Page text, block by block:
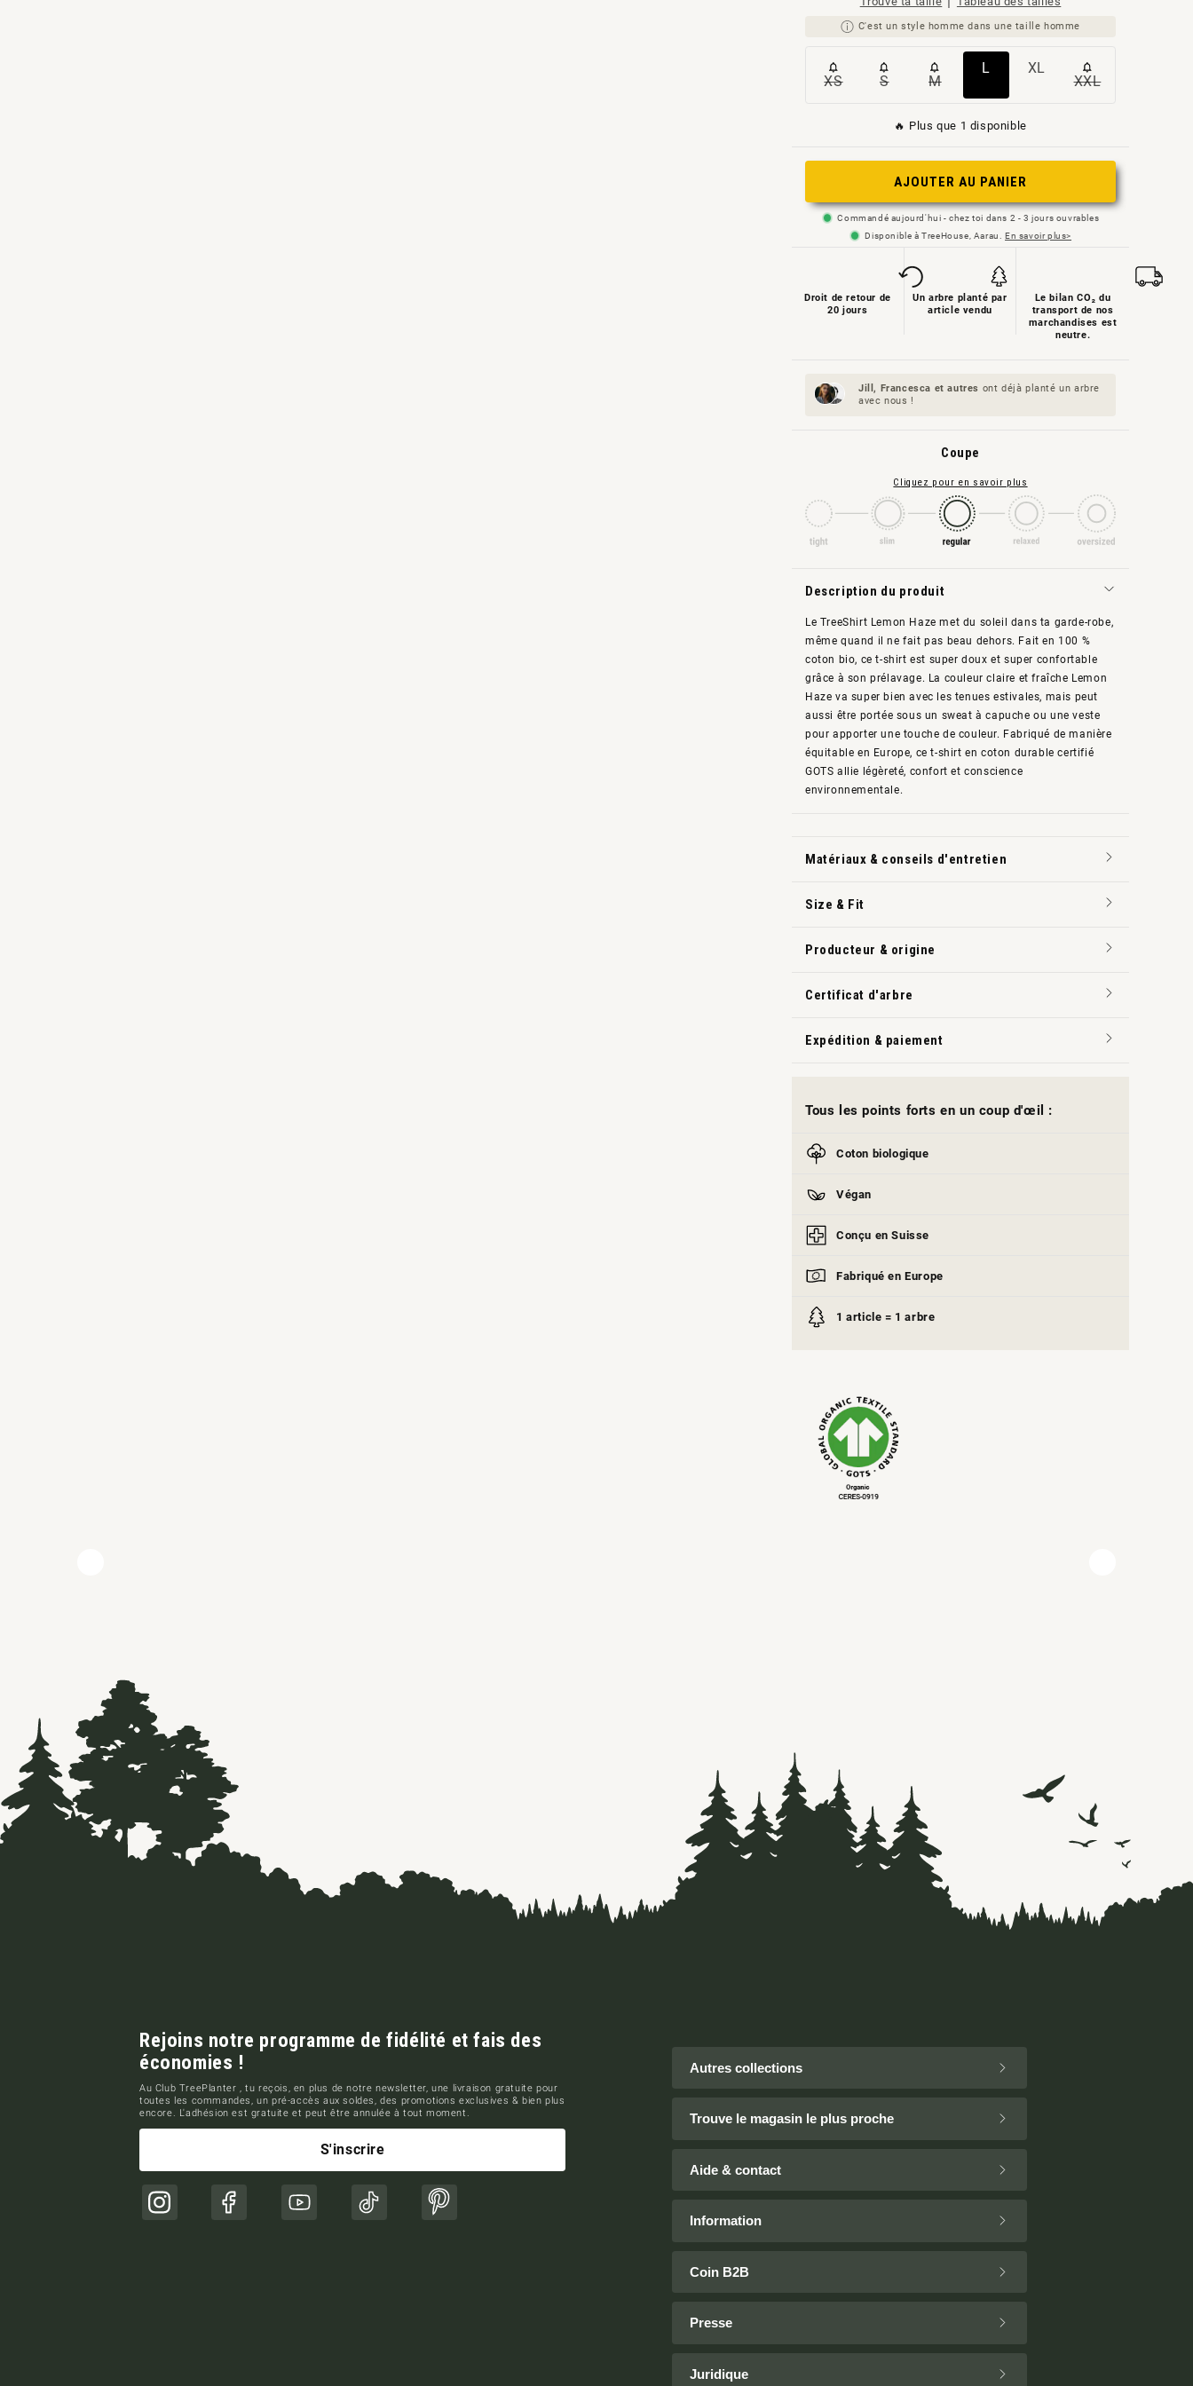
C'est un style homme dans une taille homme
XSVariante
non
disponible
SVariante
ou
non
disponible
MVariante
ou
non
disponible
L
Variante
épuisée
ou
disponible
XL
Variante
ou
disponible
XXLVariante
non
🔥 Plus que 1 disponible
AJOUTER AU PANIER
Commandé aujourd'hui - chez toi dans 2 - 3 jours ouvrables
Disponible à TreeHouse, Aarau.En savoir plus>
Droit de retour de
20 jours
Un arbre planté par
article vendu
Le bilan CO₂ du
transport de nos
marchandises est
neutre.
Jill, Francesca etautres ont déjà planté un arbre
avec nous !
Coupe
Cliquez pour en savoir plus
Description du produit
Le TreeShirt Lemon Haze met du soleil dans ta garde-robe,
même quand il ne fait pas beau dehors. Fait en 100 %
coton bio, ce t-shirt est super doux et super confortable
grâce à son prélavage. La couleur claire et fraîche Lemon
Haze va super bien avec les tenues estivales, mais peut
aussi être portée sous un sweat à capuche ou une veste
pour apporter une touche de couleur. Fabriqué de manière
équitable en Europe, ce t-shirt en coton durable certifié
GOTS allie légèreté, confort et conscience
environnementale.
Matériaux & conseils d'entretien
Size & Fit
Producteur & origine
Certificat d'arbre
Expédition & paiement
Tous les points forts en un coup d'œil :
Coton biologique
Végan
Conçu en Suisse
Fabriqué en Europe
1 article = 1 arbre
Rejoins notre programme de fidélité et fais des
économies !
Au Club TreePlanter , tu reçois, en plus de notre newsletter, une livraison gratuite pour
toutes les commandes, un pré-accès aux soldes, des promotions exclusives & bien plus
encore. L'adhésion est gratuite et peut être annulée à tout moment.
S'inscrire
Instagram Facebook YouTube TikTok Pinterest
Autres collections
Trouve le magasin le plus proche
Aide & contact
Information
Coin B2B
Presse
Juridique